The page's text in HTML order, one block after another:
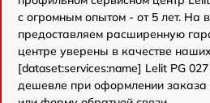
с огромным опытом - от 5 лет. На
предоставляем расширенную
центре уверены в качестве
[dataset:services:name] Lelit PG
дешевле при оформлении заказа